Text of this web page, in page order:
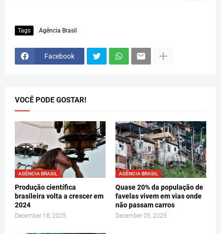
Tags Agência Brasil
Facebook
VOCÊ PODE GOSTAR!
AGÊNCIA BRASIL
Produção científica
brasileira volta a crescer em
2024
December 18, 2025
AGÊNCIA BRASIL
Quase 20% da população de
favelas vivem em vias onde
não passam carros
December 05, 2025